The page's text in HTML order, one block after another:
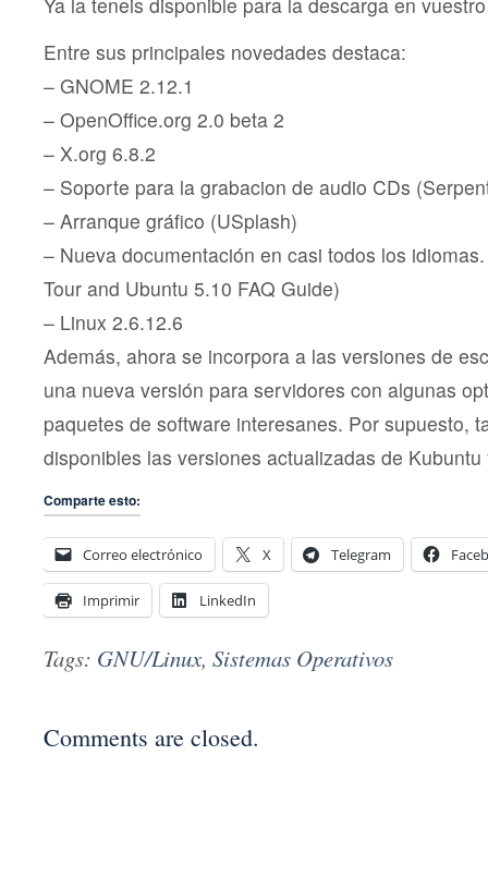
Entre sus principales novedades destaca:
– GNOME 2.12.1
– OpenOffice.org 2.0 beta 2
– X.org 6.8.2
– Soporte para la grabacion de audio CDs
– Arranque gráfico (USplash)
– Nueva documentación en casi todos los
Tour and Ubuntu 5.10 FAQ Guide)
– Linux 2.6.12.6
Además, ahora se incorpora a las versiones de
una nueva versión para servidores con algunas
paquetes de software interesanes. Por supuesto,
disponibles las versiones actualizadas de
Comparte esto:
Correo electrónico X Telegram
Imprimir LinkedIn
Tags: GNU/Linux, Sistemas Operativos
Comments are closed.